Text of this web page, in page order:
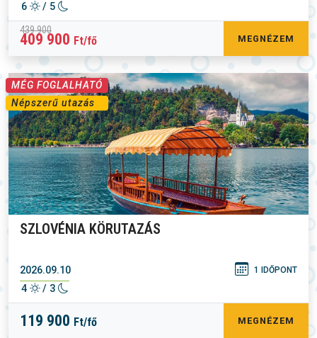
6 / 5
439 900
409 900 Ft/fő MEGNÉZEM
MÉG FOGLALHATÓ
Népszerű utazás
SZLOVÉNIA KÖRUTAZÁS
2026.09.10 1 IDŐPONT
4 / 3
119 900 Ft/fő MEGNÉZEM